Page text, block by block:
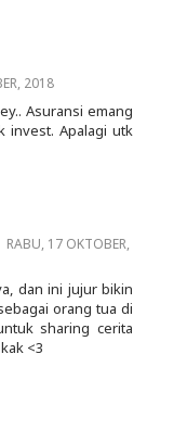
2018
Asuransi emang
invest. Apalagi utk
RABU, 17 OKTOBER,
dan ini jujur bikin
orang tua di
sharing cerita
<3